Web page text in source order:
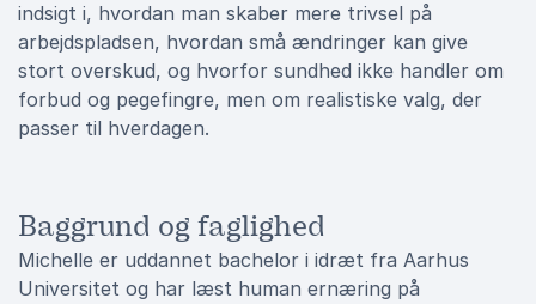
indsigt i, hvordan man skaber mere trivsel på
arbejdspladsen, hvordan små ændringer kan give
stort overskud, og hvorfor sundhed ikke handler om
forbud og pegefingre, men om realistiske valg, der
passer til hverdagen.
Baggrund og faglighed
Michelle er uddannet bachelor i idræt fra Aarhus
Universitet og har læst human ernæring på